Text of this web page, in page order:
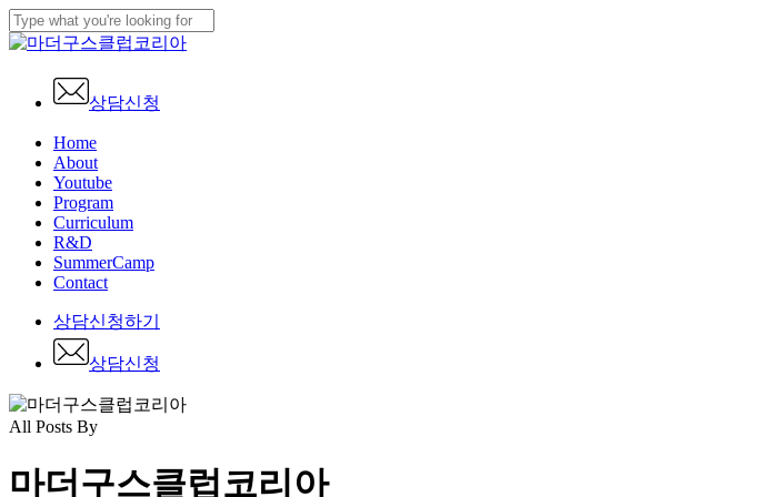
Skip
to
main
content
Close
상담신청
Menu
Home
About
Youtube
Program
Curriculum
R&D
SummerCamp
Contact
상담신청하기
상담신청
All Posts By
마더구스클럽코리아